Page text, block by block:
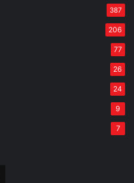
387
206
77
26
24
9
7